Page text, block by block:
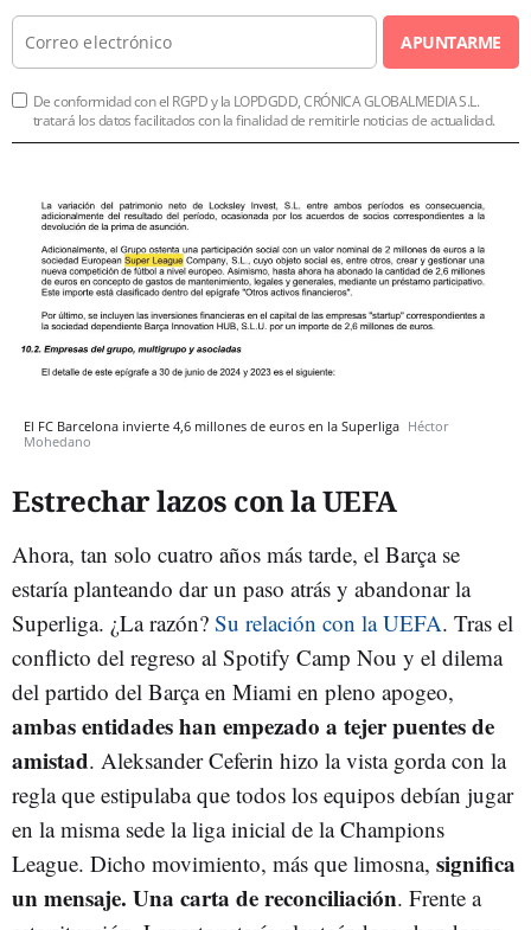
APUNTARME
De conformidad con el RGPD y la LOPDGDD, CRÓNICA GLOBALMEDIA S.L.
tratará los datos facilitados con la finalidad de remitirle noticias de actualidad.
El FC Barcelona invierte 4,6 millones de euros en la Superliga Héctor
Mohedano
Estrechar lazos con la UEFA
Ahora, tan solo cuatro años más tarde, el Barça se
estaría planteando dar un paso atrás y abandonar la
Superliga. ¿La razón? Su relación con la UEFA. Tras el
conflicto del regreso al Spotify Camp Nou y el dilema
del partido del Barça en Miami en pleno apogeo,
ambas entidades han empezado a tejer puentes de
amistad. Aleksander Ceferin hizo la vista gorda con la
regla que estipulaba que todos los equipos debían jugar
en la misma sede la liga inicial de la Champions
League. Dicho movimiento, más que limosna, significa
un mensaje. Una carta de reconciliación. Frente a